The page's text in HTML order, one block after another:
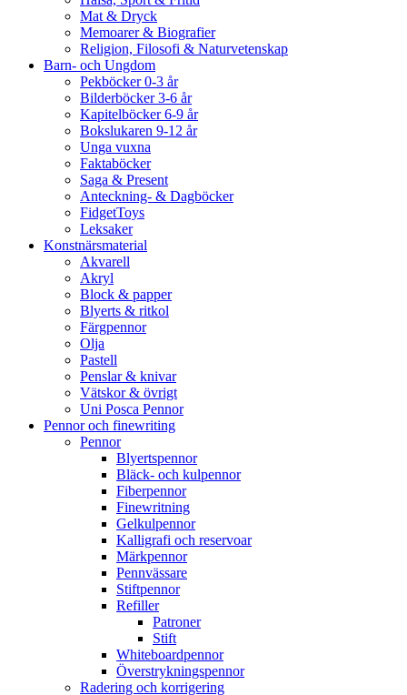
Mat & Dryck
Memoarer & Biografier
Religion, Filosofi & Naturvetenskap
Barn- och Ungdom
Pekböcker 0-3 år
Bilderböcker 3-6 år
Kapitelböcker 6-9 år
Bokslukaren 9-12 år
Unga vuxna
Faktaböcker
Saga & Present
Anteckning- & Dagböcker
FidgetToys
Leksaker
Konstnärsmaterial
Akvarell
Akryl
Block & papper
Blyerts & ritkol
Färgpennor
Olja
Pastell
Penslar & knivar
Vätskor & övrigt
Uni Posca Pennor
Pennor och finewriting
Pennor
Blyertspennor
Bläck- och kulpennor
Fiberpennor
Finewritning
Gelkulpennor
Kalligrafi och reservoar
Märkpennor
Pennvässare
Stiftpennor
Refiller
Patroner
Stift
Whiteboardpennor
Överstrykningspennor
Radering och korrigering